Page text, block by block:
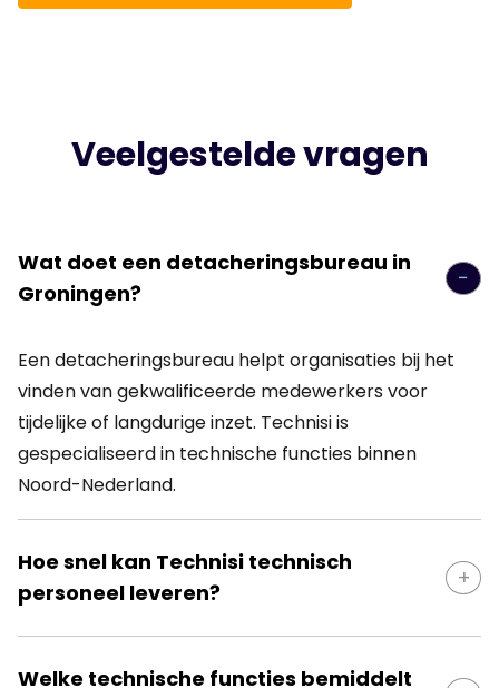
Veelgestelde vragen
Wat doet een detacheringsbureau in
Groningen?
Een detacheringsbureau helpt organisaties bij het
vinden van gekwalificeerde medewerkers voor
tijdelijke of langdurige inzet. Technisi is
gespecialiseerd in technische functies binnen
Noord-Nederland.
Hoe snel kan Technisi technisch
personeel leveren?
professionals kunnen wij vaak binnen enkele
Welke technische functies bemiddelt